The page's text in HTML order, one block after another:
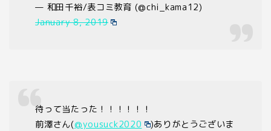
— 和田千裕/表コミ教育 (@chi_kama12)
January 8, 2019
待って当たった！！！！！！
前澤さん(@yousuck2020
)ありがとうございま